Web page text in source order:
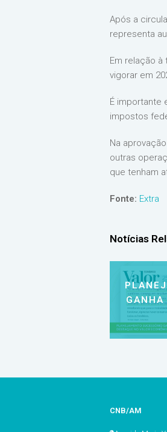
Após a
representa
Em relação à
vigorar em
É importante
impostos
Na
outras
que tenham
Fonte: Extra
Notícias
GANHA
CNB/AM